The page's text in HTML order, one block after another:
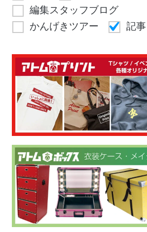
編集スタッフブログ
かんげきツアー
記事